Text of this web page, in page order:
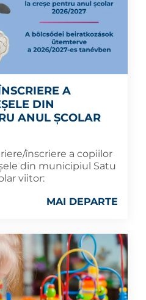
A
DIN
ANUL ȘCOLAR
înscriere a copiilor
din municipiul Satu
viitor:
MAI DEPARTE